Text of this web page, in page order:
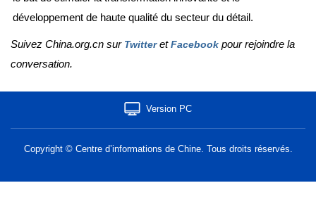
développement de haute qualité du secteur du détail.
Suivez China.org.cn sur Twitter etFacebook pour rejoindre la
conversation.
Version PC
Copyright © Centre d’informations de Chine. Tous droits réservés.